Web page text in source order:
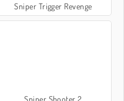
Sniper Trigger Revenge
Sniper Shooter 2